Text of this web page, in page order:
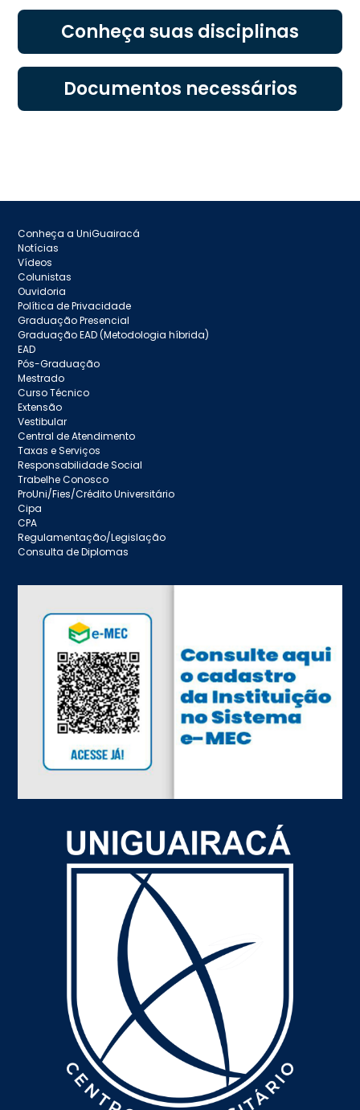
Conheça suas disciplinas
Documentos necessários
Conheça a UniGuairacá
Notícias
Vídeos
Colunistas
Ouvidoria
Política de Privacidade
Graduação Presencial
Graduação EAD (Metodologia híbrida)
EAD
Pós-Graduação
Mestrado
Curso Técnico
Extensão
Vestibular
Central de Atendimento
Taxas e Serviços
Responsabilidade Social
Trabelhe Conosco
ProUni/Fies/Crédito Universitário
Cipa
CPA
Regulamentação/Legislação
Consulta de Diplomas